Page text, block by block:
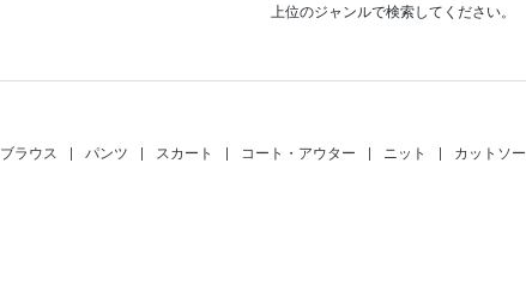
上位のジャンルで検索してください。
ブラウス パンツ スカート コート・アウター ニット カットソー